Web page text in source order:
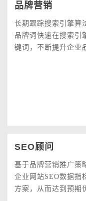
品牌营销
长期跟踪搜索引擎算
品牌词快速在搜索引
键词，不断提升企业
SEO顾问
基于品牌营销推广策
企业网站SEO数据指
方案，从而达到预期